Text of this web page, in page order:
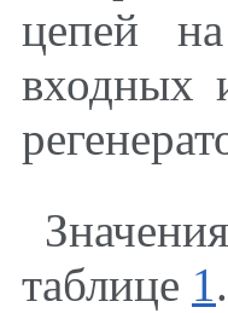
цепей
входных
таблице 1.